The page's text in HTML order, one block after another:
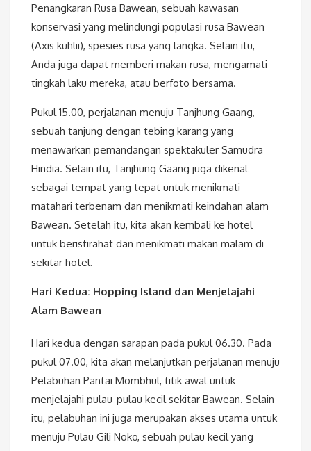
Penangkaran Rusa Bawean, sebuah kawasan
konservasi yang melindungi populasi rusa Bawean
(Axis kuhlii), spesies rusa yang langka. Selain itu,
Anda juga dapat memberi makan rusa, mengamati
tingkah laku mereka, atau berfoto bersama.
Pukul 15.00, perjalanan menuju Tanjhung Gaang,
sebuah tanjung dengan tebing karang yang
menawarkan pemandangan spektakuler Samudra
Hindia. Selain itu, Tanjhung Gaang juga dikenal
sebagai tempat yang tepat untuk menikmati
matahari terbenam dan menikmati keindahan alam
Bawean. Setelah itu, kita akan kembali ke hotel
untuk beristirahat dan menikmati makan malam di
sekitar hotel.
Hari Kedua: Hopping Island dan Menjelajahi
Alam Bawean
Hari kedua dengan sarapan pada pukul 06.30. Pada
pukul 07.00, kita akan melanjutkan perjalanan menuju
Pelabuhan Pantai Mombhul, titik awal untuk
menjelajahi pulau-pulau kecil sekitar Bawean. Selain
itu, pelabuhan ini juga merupakan akses utama untuk
menuju Pulau Gili Noko, sebuah pulau kecil yang